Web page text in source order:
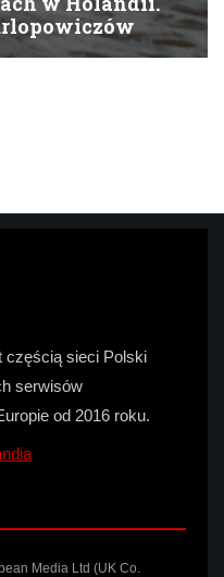
częścią sieci Polski
serwisów
od 2016 roku.
Media Ltd (UK Co.